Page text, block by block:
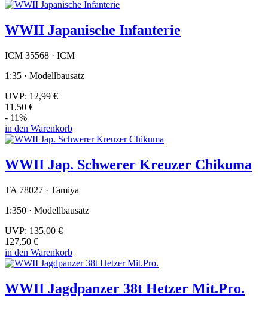
WWII Japanische Infanterie
ICM 35568 · ICM
1:35 · Modellbausatz
UVP: 12,99 €
11,50 €
- 11%
in den Warenkorb
WWII Jap. Schwerer Kreuzer Chikuma
TA 78027 · Tamiya
1:350 · Modellbausatz
UVP: 135,00 €
127,50 €
in den Warenkorb
WWII Jagdpanzer 38t Hetzer Mit.Pro.